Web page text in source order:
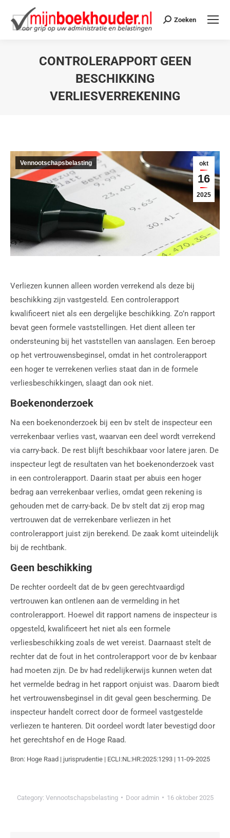
Zoeken
CONTROLERAPPORT GEEN
BESCHIKKING
VERLIESVERREKENING
okt
16
2025
Vennootschapsbelasting
Verliezen kunnen alleen worden verrekend als deze bij
beschikking zijn vastgesteld. Een controlerapport
kwalificeert niet als een dergelijke beschikking. Zo’n rapport
bevat geen formele vaststellingen. Het dient alleen ter
ondersteuning bij het vaststellen van aanslagen. Een beroep
op het vertrouwensbeginsel, omdat in het controlerapport
een hoger te verrekenen verlies staat dan in de formele
verliesbeschikkingen, slaagt dan ook niet.
Boekenonderzoek
Na een boekenonderzoek bij een bv stelt de inspecteur een
verrekenbaar verlies vast, waarvan een deel wordt verrekend
via carry-back. De rest blijft beschikbaar voor latere jaren. De
inspecteur legt de resultaten van het boekenonderzoek vast
in een controlerapport. Daarin staat per abuis een hoger
bedrag aan verrekenbaar verlies, omdat geen rekening is
gehouden met de carry-back. De bv stelt dat zij erop mag
vertrouwen dat de verrekenbare verliezen in het
controlerapport juist zijn berekend. De zaak komt uiteindelijk
bij de rechtbank.
Geen beschikking
De rechter oordeelt dat de bv geen gerechtvaardigd
vertrouwen kan ontlenen aan de vermelding in het
controlerapport. Hoewel dit rapport namens de inspecteur is
opgesteld, kwalificeert het niet als een formele
verliesbeschikking zoals de wet vereist. Daarnaast stelt de
rechter dat de fout in het controlerapport voor de bv kenbaar
had moeten zijn. De bv had redelijkerwijs kunnen weten dat
het vermelde bedrag in het rapport onjuist was. Daarom biedt
het vertrouwensbeginsel in dit geval geen bescherming. De
inspecteur handelt correct door de formeel vastgestelde
verliezen te hanteren. Dit oordeel wordt later bevestigd door
het gerechtshof en de Hoge Raad.
Bron: Hoge Raad | jurisprudentie | ECLI:NL:HR:2025:1293 | 11-09-2025
Category: Vennootschapsbelasting Door admin 16 oktober 2025